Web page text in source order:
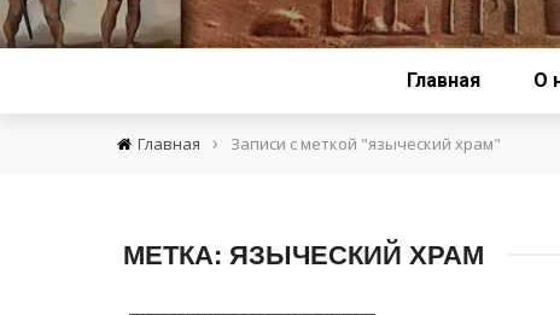
Главная О
Главная › Записи с меткой "языческий храм"
МЕТКА: ЯЗЫЧЕСКИЙ ХРАМ